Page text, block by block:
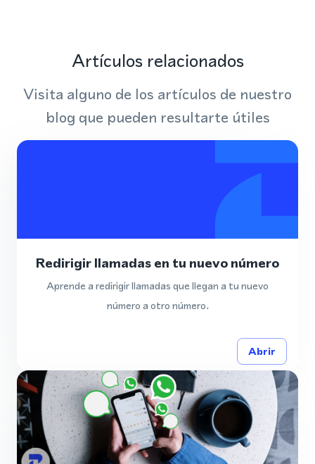
Artículos relacionados
Visita alguno de los artículos de nuestro
blog que pueden resultarte útiles
Redirigir llamadas en tu nuevo número
Aprende a redirigir llamadas que llegan a tu nuevo
número a otro número.
Abrir